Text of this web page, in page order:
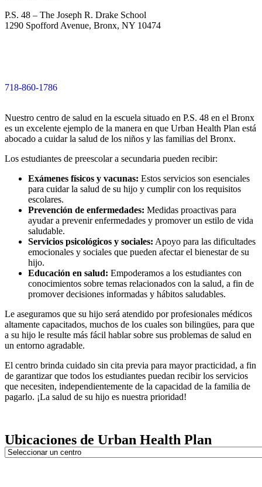
P.S. 48 – The Joseph R. Drake School
1290 Spofford Avenue, Bronx, NY 10474
718-860-1786
Nuestro centro de salud en la escuela situado en P.S. 48 en el Bronx
es un excelente ejemplo de la manera en que Urban Health Plan está
abocado a cuidar la salud de los niños y las familias del Bronx.
Los estudiantes de preescolar a secundaria pueden recibir:
Exámenes físicos y vacunas: Estos servicios son esenciales
para cuidar la salud de su hijo y cumplir con los requisitos
escolares.
Prevención de enfermedades: Medidas proactivas para
ayudar a prevenir enfermedades y promover un estilo de vida
saludable.
Servicios psicológicos y sociales: Apoyo para las dificultades
emocionales y sociales que pueden afectar el bienestar de su
hijo.
Educación en salud: Empoderamos a los estudiantes con
conocimientos sobre temas relacionados con la salud, a fin de
promover decisiones informadas y hábitos saludables.
Le aseguramos que su hijo será atendido por profesionales médicos
altamente capacitados, muchos de los cuales son bilingües, para que
a su hijo le resulte más fácil hablar sobre sus problemas de salud en
un entorno agradable.
El centro brinda cuidado sin cita previa para mayor practicidad, a fin
de garantizar que todos los estudiantes puedan recibir los servicios
que necesiten, independientemente de la capacidad de la familia de
pagarlo. ¡La salud de su hijo es nuestra prioridad!
Ubicaciones de Urban Health Plan